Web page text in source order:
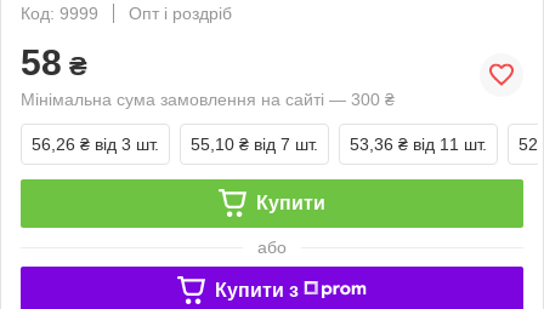
Код: 9999
Опт і роздріб
58 ₴
Мінімальна сума замовлення на сайті — 300 ₴
56,26 ₴ від 3 шт. 55,10 ₴ від 7 шт. 53,36 ₴ від 11 шт.
Купити
або
Купити з